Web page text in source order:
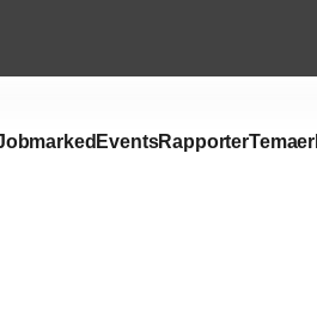
EventsRapporterTemaer